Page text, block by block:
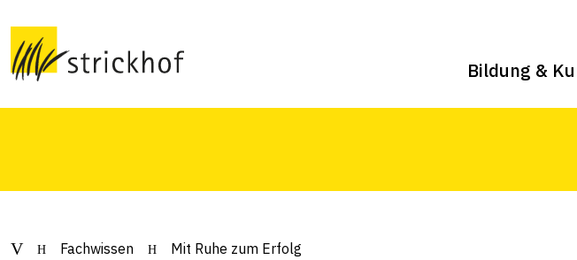
Bildung &
Der online Fachabend zeigte auf, wie mit einfachen Massnahmen
Herden effizient und ruhig geführt werden können.
Fachwissen Mit Ruhe zum Erfolg